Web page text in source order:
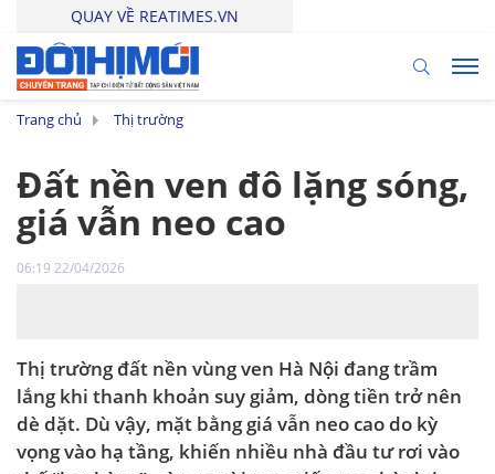
QUAY VỀ REATIMES.VN
Trang chủ Thị trường
Đất nền ven đô lặng sóng,
giá vẫn neo cao
06:19 22/04/2026
Thị trường đất nền vùng ven Hà Nội đang trầm
lắng khi thanh khoản suy giảm, dòng tiền trở nên
dè dặt. Dù vậy, mặt bằng giá vẫn neo cao do kỳ
vọng vào hạ tầng, khiến nhiều nhà đầu tư rơi vào